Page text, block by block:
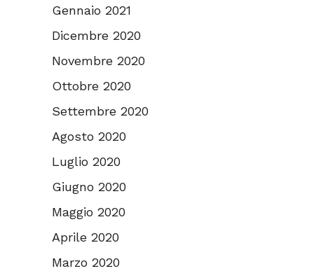
Gennaio 2021
Dicembre 2020
Novembre 2020
Ottobre 2020
Settembre 2020
Agosto 2020
Luglio 2020
Giugno 2020
Maggio 2020
Aprile 2020
Marzo 2020